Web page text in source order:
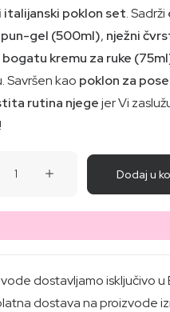
italijanski poklon set. Sadrži
gel (500ml), nježni
bogatu kremu za ruke
Savršen kao poklon za
rutina njegejer Vi
Dodaj u
dostavljamo isključivo u
dostava na proizvode